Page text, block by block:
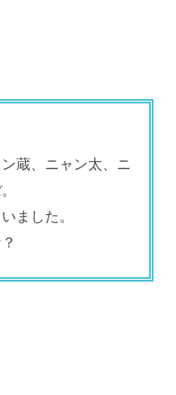
蔵、ニャン太、ニ
ました。